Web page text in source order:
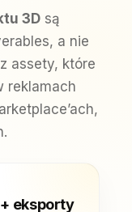
3D są
a nie
assety, które
reklamach
eksporty